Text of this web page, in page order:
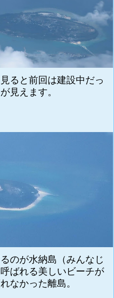
ると前回は建設中だっ
見えます。
のが水納島（みんなじ
ばれる美しいビーチが
なかった離島。